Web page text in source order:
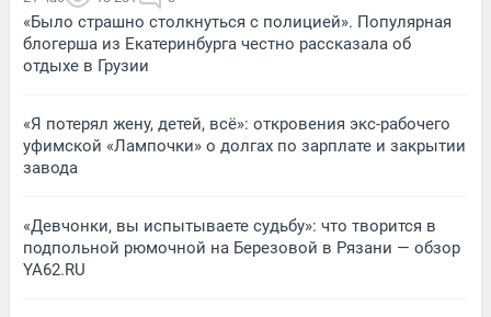
«Было страшно столкнуться с полицией». Популярная
блогерша из Екатеринбурга честно рассказала об
отдыхе в Грузии
«Я потерял жену, детей, всё»: откровения экс-рабочего
уфимской «Лампочки» о долгах по зарплате и закрытии
завода
«Девчонки, вы испытываете судьбу»: что творится в
подпольной рюмочной на Березовой в Рязани — обзор
YA62.RU